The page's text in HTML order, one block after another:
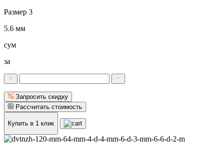
Размер 3
5.6 мм
сум
за
Запросить скидку
Рассчитать стоимость
Купить в 1 клик